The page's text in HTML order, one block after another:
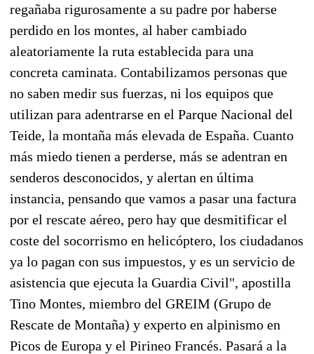
regañaba rigurosamente a su padre por haberse
perdido en los montes, al haber cambiado
aleatoriamente la ruta establecida para una
concreta caminata. Contabilizamos personas que
no saben medir sus fuerzas, ni los equipos que
utilizan para adentrarse en el Parque Nacional del
Teide, la montaña más elevada de España. Cuanto
más miedo tienen a perderse, más se adentran en
senderos desconocidos, y alertan en última
instancia, pensando que vamos a pasar una factura
por el rescate aéreo, pero hay que desmitificar el
coste del socorrismo en helicóptero, los ciudadanos
ya lo pagan con sus impuestos, y es un servicio de
asistencia que ejecuta la Guardia Civil", apostilla
Tino Montes, miembro del GREIM (Grupo de
Rescate de Montaña) y experto en alpinismo en
Picos de Europa y el Pirineo Francés. Pasará a la